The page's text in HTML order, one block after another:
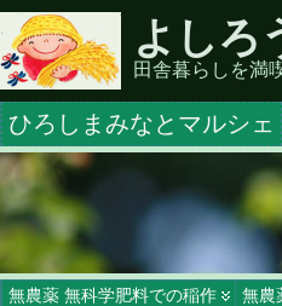
よしろ
田舎暮らしを満
ひろしまみなとマルシェ
無農薬 無科学肥料での稲作 無農